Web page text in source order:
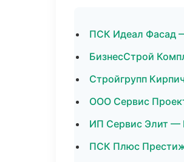
ПСК Идеал Фасад
БизнесСтрой
Стройгрупп
ООО Сервис
ИП Сервис Элит —
ПСК Плюс